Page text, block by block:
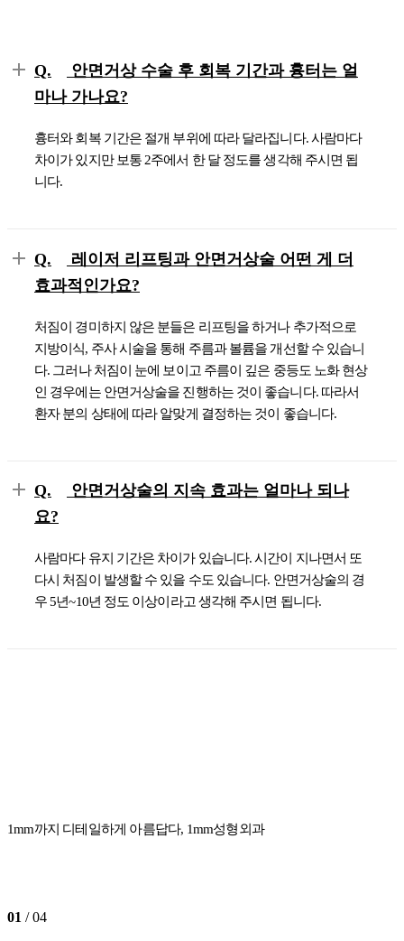
Q.
안면거상 수술 후 회복 기간과 흉터는 얼
마나 가나요?
흉터와 회복 기간은 절개 부위에 따라 달라집니다. 사람마다
차이가 있지만 보통 2주에서 한 달 정도를 생각해 주시면 됩
니다.
Q.
레이저 리프팅과 안면거상술 어떤 게 더
효과적인가요?
처짐이 경미하지 않은 분들은 리프팅을 하거나 추가적으로
지방이식, 주사 시술을 통해 주름과 볼륨을 개선할 수 있습니
다. 그러나 처짐이 눈에 보이고 주름이 깊은 중등도 노화 현상
인 경우에는 안면거상술을 진행하는 것이 좋습니다. 따라서
환자 분의 상태에 따라 알맞게 결정하는 것이 좋습니다.
Q.
안면거상술의 지속 효과는 얼마나 되나
요?
사람마다 유지 기간은 차이가 있습니다. 시간이 지나면서 또
다시 처짐이 발생할 수 있을 수도 있습니다. 안면거상술의 경
우 5년~10년 정도 이상이라고 생각해 주시면 됩니다.
1mm까지 디테일하게 아름답다, 1mm성형외과
01 / 04